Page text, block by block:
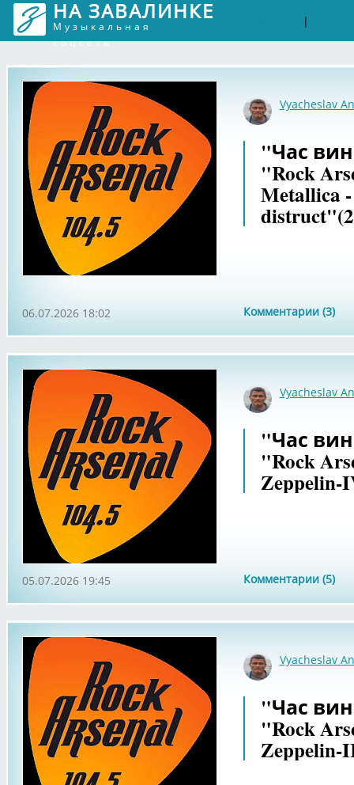
НА ЗАВАЛИНКЕ
Музыкальная
соцсеть
|
Vyacheslav
"Час
"Rock
Metallica
Комментарии (3)
06.07.2026 18:02
Vyacheslav
"Час
"Rock
Zeppelin-
Комментарии (5)
05.07.2026 19:45
Vyacheslav
"Час
"Rock
Zeppelin-